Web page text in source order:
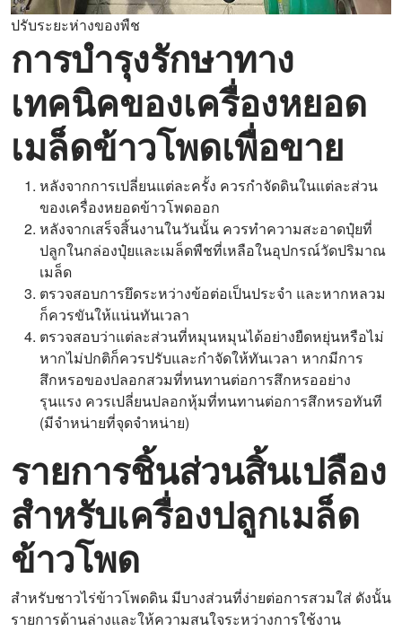
ปรับระยะห่างของพืช
การบำรุงรักษาทาง
เทคนิคของเครื่องหยอด
เมล็ดข้าวโพดเพื่อขาย
หลังจากการเปลี่ยนแต่ละครั้ง ควรกำจัดดินในแต่ละส่วน
ของเครื่องหยอดข้าวโพดออก
หลังจากเสร็จสิ้นงานในวันนั้น ควรทำความสะอาดปุ๋ยที่
ปลูกในกล่องปุ๋ยและเมล็ดพืชที่เหลือในอุปกรณ์วัดปริมาณ
เมล็ด
ตรวจสอบการยึดระหว่างข้อต่อเป็นประจำ และหากหลวม
ก็ควรขันให้แน่นทันเวลา
ตรวจสอบว่าแต่ละส่วนที่หมุนหมุนได้อย่างยืดหยุ่นหรือไม่
หากไม่ปกติก็ควรปรับและกำจัดให้ทันเวลา หากมีการ
สึกหรอของปลอกสวมที่ทนทานต่อการสึกหรออย่าง
รุนแรง ควรเปลี่ยนปลอกหุ้มที่ทนทานต่อการสึกหรอทันที
(มีจำหน่ายที่จุดจำหน่าย)
รายการชิ้นส่วนสิ้นเปลือง
สำหรับเครื่องปลูกเมล็ด
ข้าวโพด
สำหรับชาวไร่ข้าวโพดดิน มีบางส่วนที่ง่ายต่อการสวมใส่ ดังนั้น
รายการด้านล่างและให้ความสนใจระหว่างการใช้งาน